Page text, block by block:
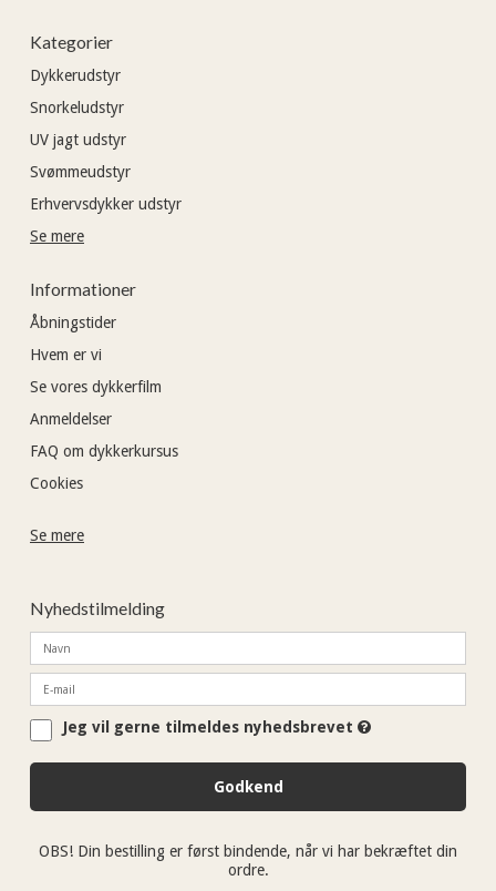
Kategorier
Dykkerudstyr
Snorkeludstyr
UV jagt udstyr
Svømmeudstyr
Erhvervsdykker udstyr
Se mere
Informationer
Åbningstider
Hvem er vi
Se vores dykkerfilm
Anmeldelser
FAQ om dykkerkursus
Cookies
Se mere
Nyhedstilmelding
Jeg vil gerne tilmeldes nyhedsbrevet
Godkend
OBS! Din bestilling er først bindende, når vi har bekræftet din
ordre.